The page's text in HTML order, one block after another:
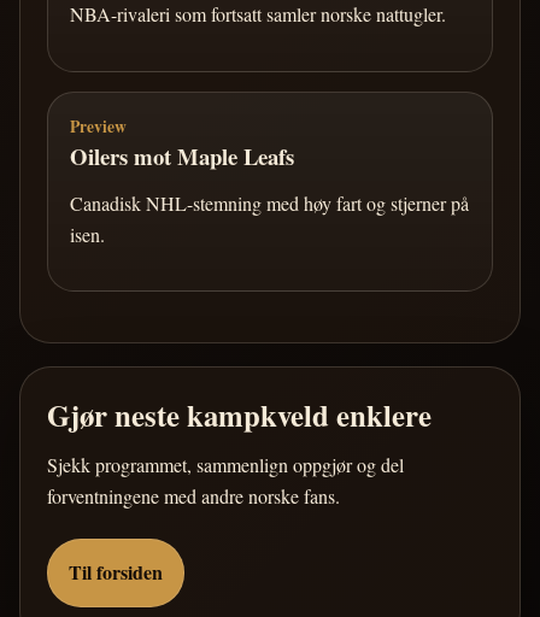
NBA-rivaleri som fortsatt samler norske nattugler.
Preview
Oilers mot Maple Leafs
Canadisk NHL-stemning med høy fart og stjerner på
isen.
Gjør neste kampkveld enklere
Sjekk programmet, sammenlign oppgjør og del
forventningene med andre norske fans.
Til forsiden